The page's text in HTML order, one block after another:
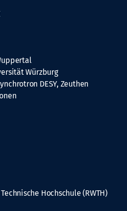
Würzburg
DESY, Zeuthen
Hochschule (RWTH)